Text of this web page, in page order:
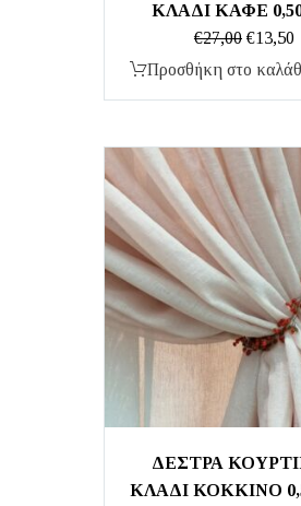
ΚΛΑΔΙ ΚΑΦΕ
€27,00 Original
price
€13,50Η
Προσθήκη στο
ΔΕΣΤΡΑ
ΚΛΑΔΙ ΚΟΚΚΙΝΟ